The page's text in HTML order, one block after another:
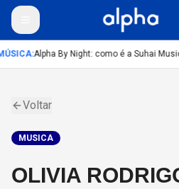
:Alpha By Night: como é a Suhai
Voltar
MUSICA
OLIVIA